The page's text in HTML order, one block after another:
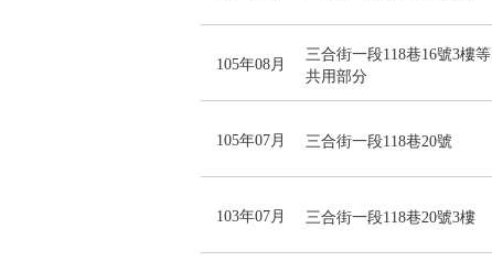
105年08月
三合街一段118巷16號3樓等
共用部分
105年07月 三合街一段118巷20號
103年07月 三合街一段118巷20號3樓